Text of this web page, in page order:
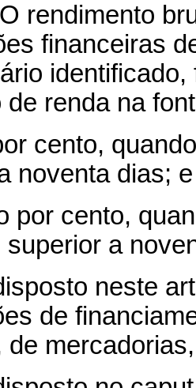
rendimento
financeiras
de renda na
cento,
noventa dias; e
por cento,
superior a
neste
de
de